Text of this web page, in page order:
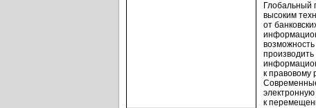
Глобальный
высоким
от
к правовому
к